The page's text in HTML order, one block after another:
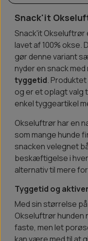
Snack'it
Snack'it Okseluftrør
lavet af 100% okse.
gør denne variant
nyder en snack
tyggetid.
og er et oplagt valg
enkel tyggeartikel
Okseluftrør har en
som mange hunde
snacken velegnet
beskæftigelse i
alternativ til mere
Tyggetid og
Med sin størrelse
Okseluftrør hunden
faste, men let